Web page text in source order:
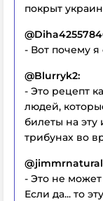
покрыт
- Вот почему
@Blurryk2:
- Это рецепт
людей,
билеты на эту
трибунах во
- Это не может
Если да... то